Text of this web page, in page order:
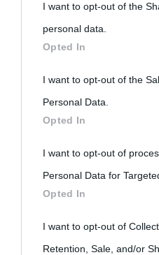
personal information by third
downstream participants.
This information may also be
on the IAB’s List of
disclose it to other third parties.
Please note that this website/
services and may gather and
not limited to your visit or
grant or deny consent to
use your data for below
I want to opt-out of the
personal data.
Opted In
I want to opt-out of the
Personal Data.
Opted In
I want to opt-out of
Personal Data for
Opted In
I want to opt-out of
Retention, Sale, and/or